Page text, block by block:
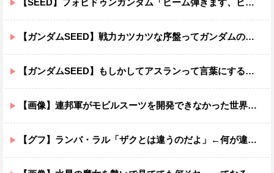
【SEED】フォビドゥンガンダム「ビーム弾きます、ビーム曲げられます、空飛びます」←二世代目でこれ出来るのおかしいだろ
【ガンダムSEED】戦力カツカツな序盤ってガンダムの中だと割と珍しい気がする
【ガンダムSEED】もしかしてアスランって言葉にするのが下手なだけでめっちゃいい人なのでは？
【画像】連邦軍がモビルスーツを開発できなかった世界線のガンダムｗｗｗｗｗｗｗ
【グフ】ランバ・ラル「ザクとは違うのだよ」←何が違うの？